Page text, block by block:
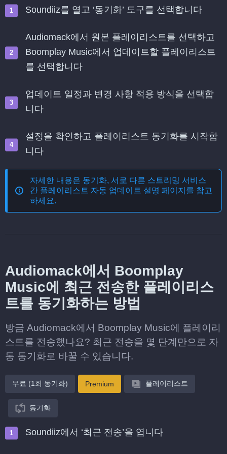
Soundiiz를 열고 ‘동기화’ 도구를 선택합니다
Audiomack에서 원본 플레이리스트를 선택하고
Boomplay Music에서 업데이트할 플레이리스트
를 선택합니다
업데이트 일정과 변경 사항 적용 방식을 선택합
니다
설정을 확인하고 플레이리스트 동기화를 시작합
니다
자세한 내용은 동기화, 서로 다른 스트리밍 서비스
간 플레이리스트 자동 업데이트 설명 페이지를 참고
하세요.
Audiomack에서 Boomplay
Music에 최근 전송한 플레이리스
트를 동기화하는 방법
방금 Audiomack에서 Boomplay Music에 플레이리
스트를 전송했나요? 최근 전송을 몇 단계만으로 자
동 동기화로 바꿀 수 있습니다.
무료 (1회 동기화) Premium 플레이리스트
동기화
Soundiiz에서 ‘최근 전송’을 엽니다